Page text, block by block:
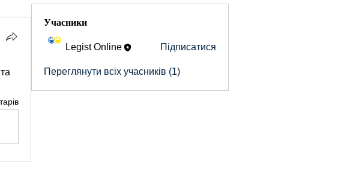
Учасники
Legist Online Підписатися
Переглянути всіх учасників (1)